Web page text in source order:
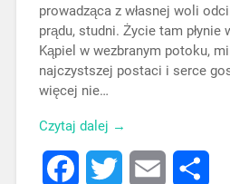
prowadząca z własnej woli
prądu, studni. Życie tam płynie
Kąpiel w wezbranym potoku,
najczystszej postaci i serce
więcej nie…
Czytaj dalej →
FacebookTwitter Email